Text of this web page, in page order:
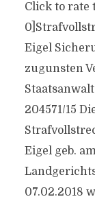
Click to rate
Eigel
zugunsten
204571/​15
Eigel geb.
07.02.2018